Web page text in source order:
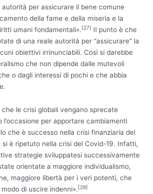
per assicurare il bene comune
della fame e della miseria e la
umani fondamentali».[27] Il punto è che
di una reale autorità per “assicurare” la
obiettivi irrinunciabili. Così si darebbe
che non dipende dalle mutevoli
o dagli interessi di pochi e che abbia
le crisi globali vengano sprecate
l’occasione per apportare cambiamenti
che è successo nella crisi finanziaria del
è ripetuto nella crisi del Covid-19. Infatti,
strategie sviluppatesi successivamente
orientate a maggiore individualismo,
maggiore libertà per i veri potenti, che
di uscire indenni».[29]